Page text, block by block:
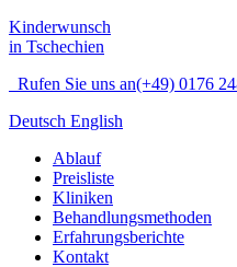
Kinderwunsch
in Tschechien
Rufen Sie uns an(+49) 0176
Deutsch English
Ablauf
Preisliste
Kliniken
Behandlungsmethoden
Erfahrungsberichte
Kontakt